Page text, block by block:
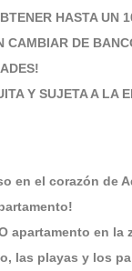
HASTA UN
CAMBIAR DE
Y SUJETA A LA
en el corazón de
apartamento en
las playas y los